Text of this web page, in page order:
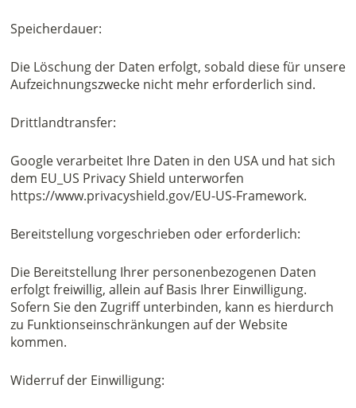
Speicherdauer:
Die Löschung der Daten erfolgt, sobald diese für unsere
Aufzeichnungszwecke nicht mehr erforderlich sind.
Drittlandtransfer:
Google verarbeitet Ihre Daten in den USA und hat sich
dem EU_US Privacy Shield unterworfen
https://www.privacyshield.gov/EU-US-Framework.
Bereitstellung vorgeschrieben oder erforderlich:
Die Bereitstellung Ihrer personenbezogenen Daten
erfolgt freiwillig, allein auf Basis Ihrer Einwilligung.
Sofern Sie den Zugriff unterbinden, kann es hierdurch
zu Funktionseinschränkungen auf der Website
kommen.
Widerruf der Einwilligung: